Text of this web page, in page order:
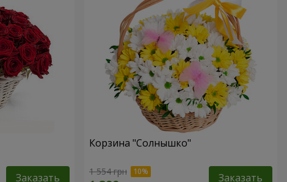
Заказать
Корзина "Солнышко"
1 554 грн Заказать